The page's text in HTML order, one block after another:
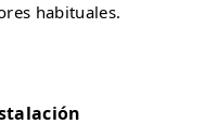
habituales.